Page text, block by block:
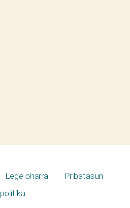
Lege oharra
Pribatasun
politika